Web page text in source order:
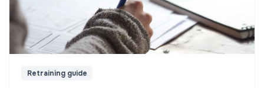
Retraining guide